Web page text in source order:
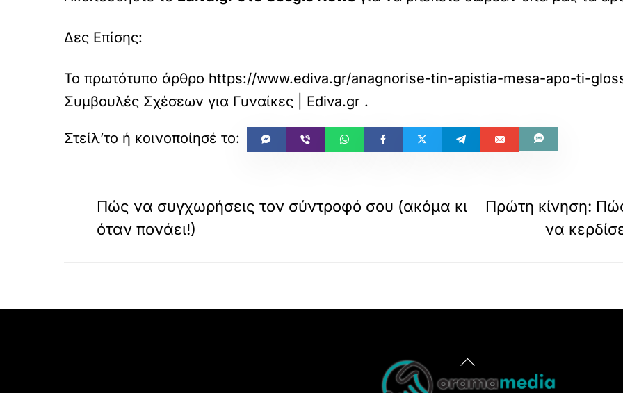
Δες Επίσης:
Το πρωτότυπο άρθρο https://www.ediva.gr/anagnorise-tin-apistia-mesa-apo-ti-
Συμβουλές Σχέσεων για Γυναίκες | Ediva.gr .
Πώς να συγχωρήσεις τον σύντροφό σου (ακόμα κι
όταν πονάει!)
Πρώτη κίνηση:
να
Back
To